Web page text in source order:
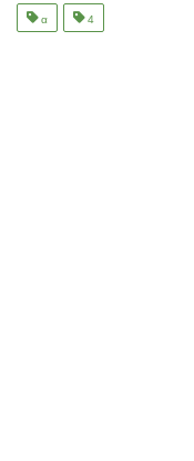
α 4